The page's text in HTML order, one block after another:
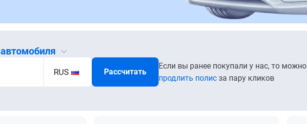
автомобиля
RUS Рассчитать
Если вы ранее покупали у нас, то можно
продлить полис за пару кликов